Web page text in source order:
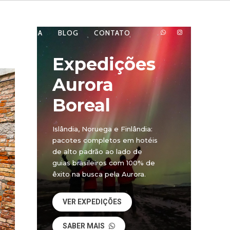
NA MÍDIA BLOG CONTATO
Expedições
Aurora
Boreal
Islândia, Noruega e Finlândia:
pacotes completos em hotéis
de alto padrão ao lado de
guias brasileiros com 100% de
êxito na busca pela Aurora.
VER EXPEDIÇÕES
SABER MAIS